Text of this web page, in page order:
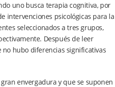
uno busca terapia cognitiva, por
intervenciones psicológicas para la
seleccionados a tres grupos,
Después de leer
no hubo diferencias significativas
envergadura y que se suponen